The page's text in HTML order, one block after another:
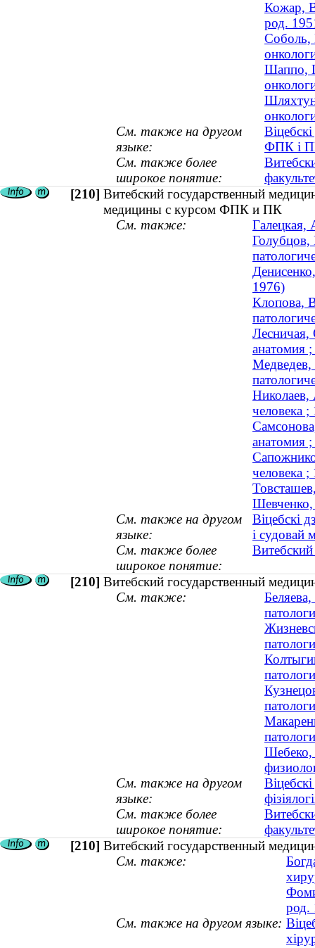
Кожар,
род.
Соболь,
Шаппо,
См. также на другом
языке:
ФПК і
См. также более
широкое понятие:
[210] Витебский государственный
медицины с курсом ФПК и ПК
См. также:
Галецкая,
Голубцов,
1976)
Клопова,
Лесничая,
анатомия
Медведев,
Николаев,
человека
анатомия
человека
Шевченко,
См. также на другом
языке:
Віцебскі
і
См. также более
широкое понятие:
[210] Витебский государственный
См. также:
Шебеко,
См. также на другом
языке:
См. также более
широкое понятие:
[210] Витебский государственный
См. также:
род.
См. также на другом языке: